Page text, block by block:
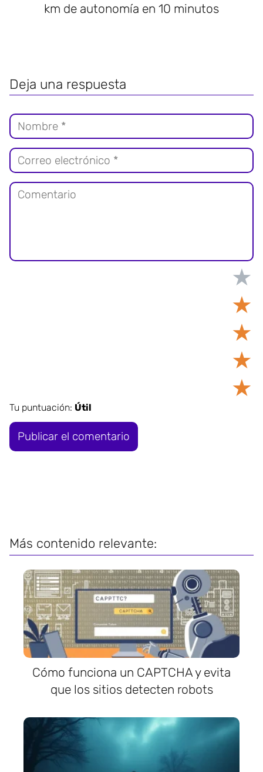
km de autonomía en 10 minutos
Deja una respuesta
★
★
★
★
★
Tu puntuación: Útil
Más contenido relevante:
Cómo funciona un CAPTCHA y evita
que los sitios detecten robots